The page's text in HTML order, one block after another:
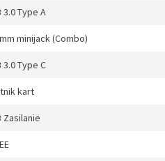
3.0 Type A
minijack (Combo)
3.0 Type C
kart
Zasilanie